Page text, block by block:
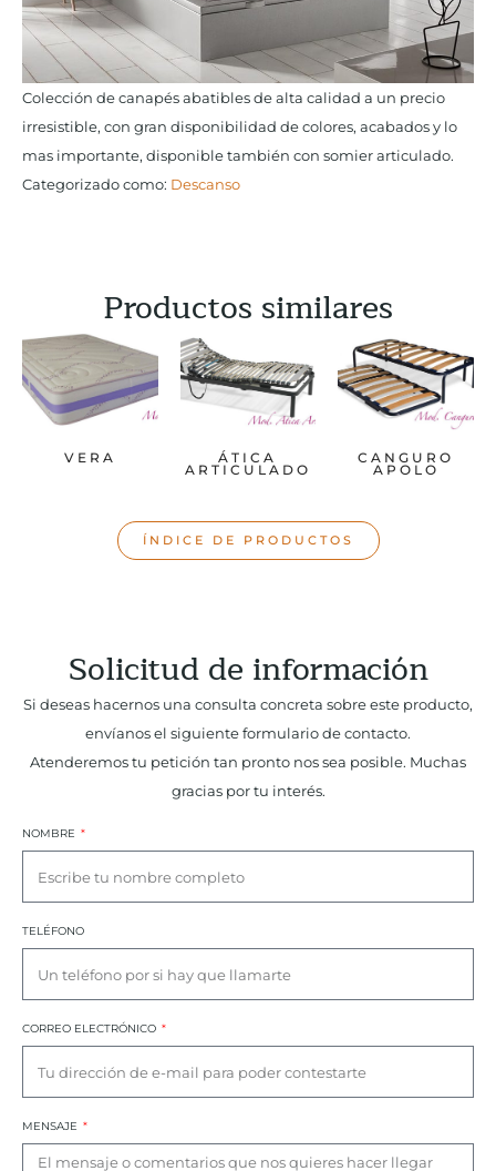
Colección de canapés abatibles de alta calidad a un precio
irresistible, con gran disponibilidad de colores, acabados y lo
mas importante, disponible también con somier articulado.
Categorizado como: Descanso
Productos similares
VERA ÁTICA
ARTICULADO
CANGURO
APOLO
ÍNDICE DE PRODUCTOS
Solicitud de información
Si deseas hacernos una consulta concreta sobre este producto,
envíanos el siguiente formulario de contacto.
Atenderemos tu petición tan pronto nos sea posible. Muchas
gracias por tu interés.
NOMBRE
TELÉFONO
CORREO ELECTRÓNICO
MENSAJE